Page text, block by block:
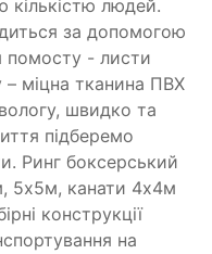
кількістю людей.
за допомогою
помосту - листи
міцна тканина ПВХ
швидко та
підберемо
Ринг боксерський
5х5м, канати 4х4м
конструкції
на